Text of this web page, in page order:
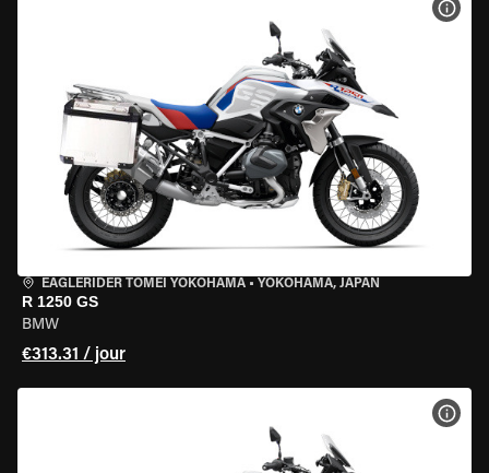
EAGLERIDER TOMEI YOKOHAMA • YOKOHAMA, JAPAN
R 1250 GS
BMW
€313.31 / jour